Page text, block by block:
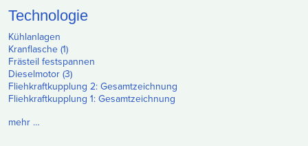
Technologie
Kühlanlagen
Kranflasche (1)
Frästeil festspannen
Dieselmotor (3)
Fliehkraftkupplung 2: Gesamtzeichnung
Fliehkraftkupplung 1: Gesamtzeichnung
mehr …